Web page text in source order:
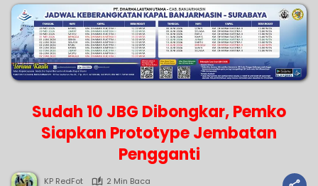
Sudah 10 JBG Dibongkar, Pemko
Siapkan Prototype Jembatan
Pengganti
KP RedFot
2 Min Baca